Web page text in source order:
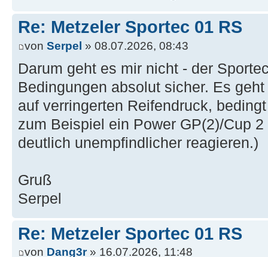
Re: Metzeler Sportec 01 RS
von Serpel » 08.07.2026, 08:43
Darum geht es mir nicht - der
Bedingungen absolut sicher. Es
auf verringerten Reifendruck,
zum Beispiel ein Power GP(2)/Cup
deutlich unempfindlicher reagieren.)
Gruß
Serpel
Re: Metzeler Sportec 01 RS
von Dang3r» 16.07.2026, 11:48